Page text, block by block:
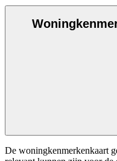
De woningkenmerkenkaart